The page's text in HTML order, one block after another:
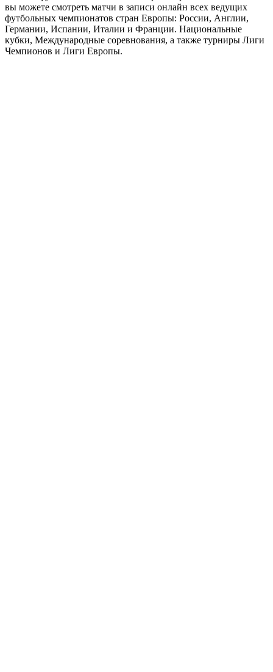
вы можете смотреть матчи в записи онлайн всех ведущих
футбольных чемпионатов стран Европы: России, Англии,
Германии, Испании, Италии и Франции. Национальные
кубки, Международные соревнования, а также турниры Лиги
Чемпионов и Лиги Европы.